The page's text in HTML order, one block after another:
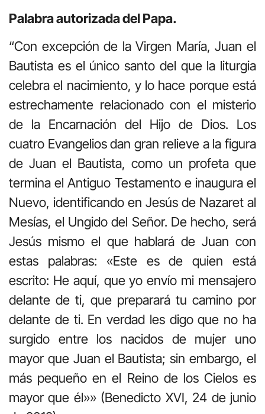
Palabra autorizada del Papa.
“Con excepción de la Virgen María, Juan el
Bautista es el único santo del que la liturgia
celebra el nacimiento, y lo hace porque está
estrechamente relacionado con el misterio
de la Encarnación del Hijo de Dios. Los
cuatro Evangelios dan gran relieve a la figura
de Juan el Bautista, como un profeta que
termina el Antiguo Testamento e inaugura el
Nuevo, identificando en Jesús de Nazaret al
Mesías, el Ungido del Señor. De hecho, será
Jesús mismo el que hablará de Juan con
estas palabras: «Este es de quien está
escrito: He aquí, que yo envío mi mensajero
delante de ti, que preparará tu camino por
delante de ti. En verdad les digo que no ha
surgido entre los nacidos de mujer uno
mayor que Juan el Bautista; sin embargo, el
más pequeño en el Reino de los Cielos es
mayor que él»» (Benedicto XVI, 24 de junio